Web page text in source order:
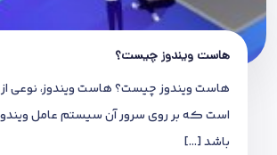
هاست ویندوز چیست؟
هاست ویندوز چیست؟ هاست ویندوز، نوعی از
است که بر روی سرور آن سیستم عامل
باشد […]